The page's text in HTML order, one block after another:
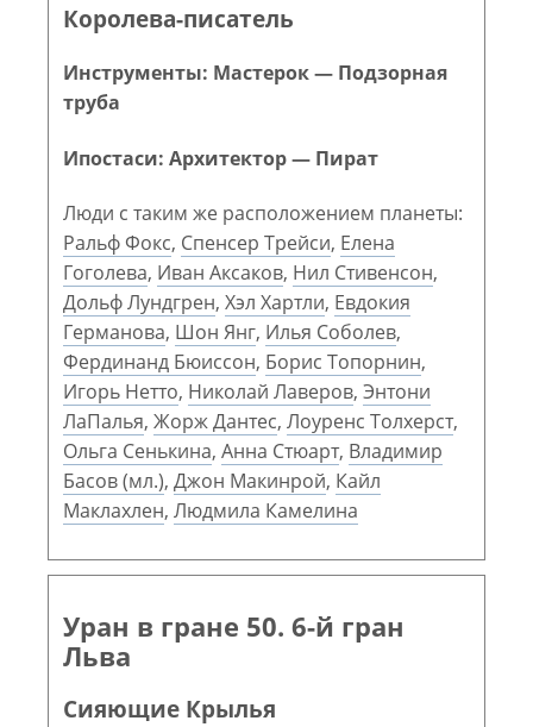
Королева-писатель
Инструменты: Мастерок — Подзорная
труба
Ипостаси: Архитектор — Пират
Люди с таким же расположением планеты:
Ральф Фокс, Спенсер Трейси, Елена
Гоголева, Иван Аксаков, Нил Стивенсон,
Дольф Лундгрен, Хэл Хартли, Евдокия
Германова, Шон Янг, Илья Соболев,
Фердинанд Бюиссон, Борис Топорнин,
Игорь Нетто, Николай Лаверов, Энтони
ЛаПалья, Жорж Дантес, Лоуренс Толхерст,
Ольга Сенькина, Анна Стюарт, Владимир
Басов (мл.), Джон Макинрой, Кайл
Маклахлен, Людмила Камелина
Уран в гране 50. 6-й гран
Льва
Сияющие Крылья